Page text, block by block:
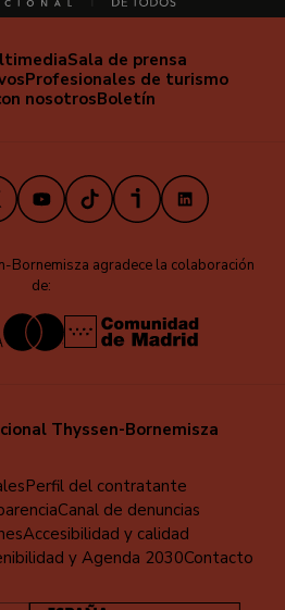
Sala de prensa
Profesionales de turismo
nosotrosBoletín
YoutubeTikTokiVooxLinkedIn
Bornemisza agradece la colaboración
de:
Thyssen-Bornemisza
Perfil del contratante
Canal de denuncias
Accesibilidad y calidad
y Agenda 2030Contacto